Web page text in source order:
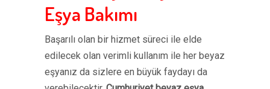
Eşya Bakımı
Başarılı olan bir hizmet süreci ile elde
edilecek olan verimli kullanım ile her beyaz
eşyanız da sizlere en büyük faydayı da